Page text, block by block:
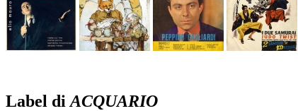
Label di ACQUARIO